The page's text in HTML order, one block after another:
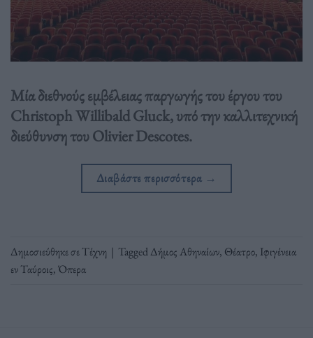
Μία διεθνούς εμβέλειας παργωγής του έργου του
Christoph Willibald Gluck, υπό την καλλιτεχνική
διεύθυνση του Olivier Descotes.
Διαβάστε περισσότερα →
Δημοσιεύθηκε σεΤέχνη | TaggedΔήμος Αθηναίων, Θέατρο, Ιφιγένεια
εν Ταύροις,Όπερα